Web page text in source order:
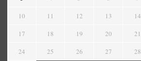
10 11 12 13 14
17 18 19 20 21
24 25 26 27 28